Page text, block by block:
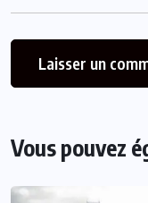
Vous pouvez